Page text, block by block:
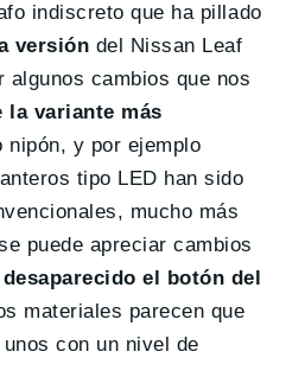
indiscreto que ha pillado
versión del Nissan Leaf
algunos cambios que nos
la variante más
y por ejemplo
tipo LED han sido
mucho más
puede apreciar cambios
desaparecido el botón del
materiales parecen que
con un nivel de